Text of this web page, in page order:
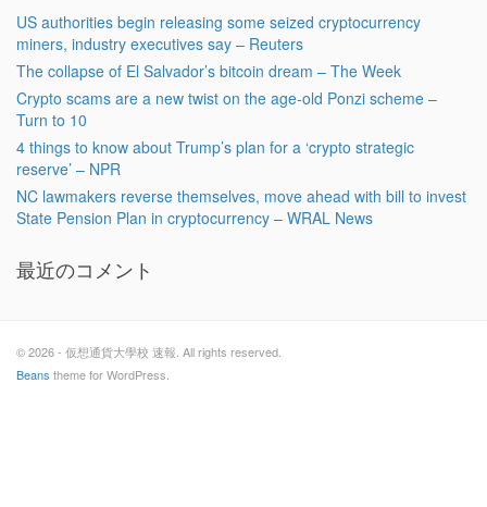
US authorities begin releasing some seized cryptocurrency
miners, industry executives say – Reuters
The collapse of El Salvador’s bitcoin dream – The Week
Crypto scams are a new twist on the age-old Ponzi scheme –
Turn to 10
4 things to know about Trump’s plan for a ‘crypto strategic
reserve’ – NPR
NC lawmakers reverse themselves, move ahead with bill to invest
State Pension Plan in cryptocurrency – WRAL News
最近のコメント
© 2026 - 仮想通貨大學校 速報. All rights reserved.
Beans theme for WordPress.